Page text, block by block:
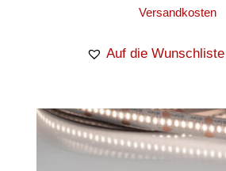
Versandkosten
Auf die